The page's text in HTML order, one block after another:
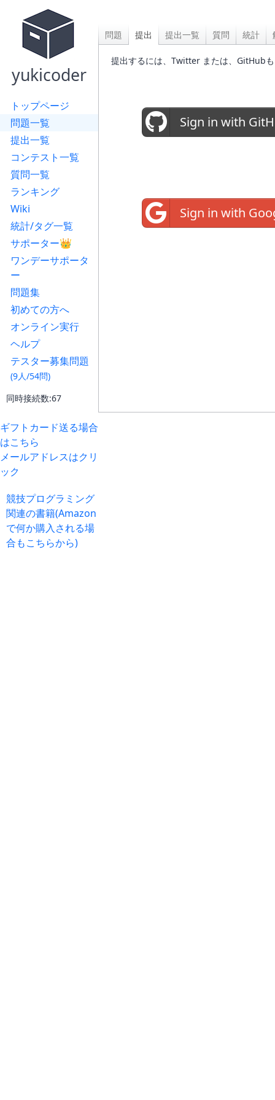
yukicoder
トップページ
問題一覧
提出一覧
コンテスト一覧
質問一覧
ランキング
Wiki
統計/タグ一覧
サポーター👑
ワンデーサポータ
ー
問題集
初めての方へ
オンライン実行
ヘルプ
テスター募集問題
(9人/54問)
同時接続数:67
ギフトカード送る場合
はこちら
メールアドレスはクリ
ック
競技プログラミング
関連の書籍(Amazon
で何か購入される場
合もこちらから)
問題 提出 提出一覧 質問 統計
提出するには、Twitter または、GitHub
Sign in with
Sign in with